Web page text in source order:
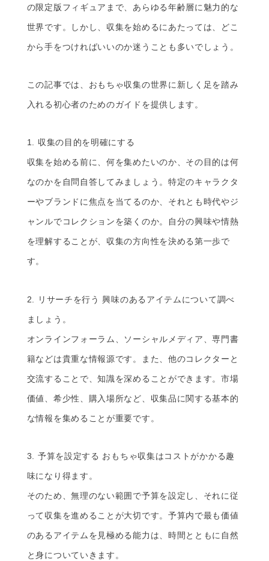
の限定版フィギュアまで、あらゆる年齢層に魅力的な
世界です。しかし、収集を始めるにあたっては、どこ
から手をつければいいのか迷うことも多いでしょう。
この記事では、おもちゃ収集の世界に新しく足を踏み
入れる初心者のためのガイドを提供します。
1. 収集の目的を明確にする
収集を始める前に、何を集めたいのか、その目的は何
なのかを自問自答してみましょう。特定のキャラクタ
ーやブランドに焦点を当てるのか、それとも時代やジ
ャンルでコレクションを築くのか。自分の興味や情熱
を理解することが、収集の方向性を決める第一歩で
す。
2. リサーチを行う 興味のあるアイテムについて調べ
ましょう。
オンラインフォーラム、ソーシャルメディア、専門書
籍などは貴重な情報源です。また、他のコレクターと
交流することで、知識を深めることができます。市場
価値、希少性、購入場所など、収集品に関する基本的
な情報を集めることが重要です。
3. 予算を設定する おもちゃ収集はコストがかかる趣
味になり得ます。
そのため、無理のない範囲で予算を設定し、それに従
って収集を進めることが大切です。予算内で最も価値
のあるアイテムを見極める能力は、時間とともに自然
と身についていきます。